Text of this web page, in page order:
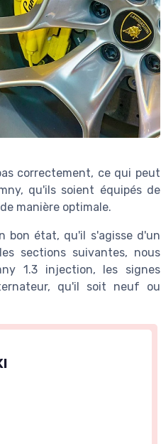
correctement, ce qui peut
qu'ils soient équipés de
manière optimale.
bon état, qu'il s'agisse d'un
sections suivantes, nous
1.3 injection, les signes
qu'il soit neuf ou